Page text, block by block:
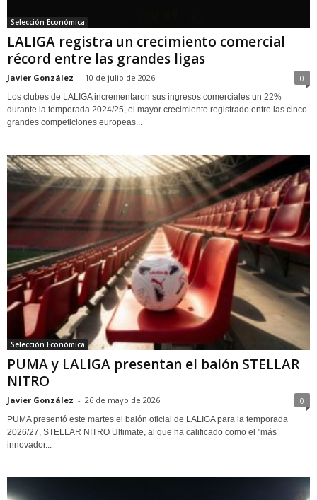
Selección Económica
LALIGA registra un crecimiento comercial
récord entre las grandes ligas
Javier González - 10 de julio de 2026 0
Los clubes de LALIGA incrementaron sus ingresos comerciales un 22%
durante la temporada 2024/25, el mayor crecimiento registrado entre las cinco
grandes competiciones europeas...
Selección Económica
PUMA y LALIGA presentan el balón STELLAR
NITRO
Javier González - 26 de mayo de 2026 0
PUMA presentó este martes el balón oficial de LALIGA para la temporada
2026/27, STELLAR NITRO Ultimate, al que ha calificado como el "más
innovador...